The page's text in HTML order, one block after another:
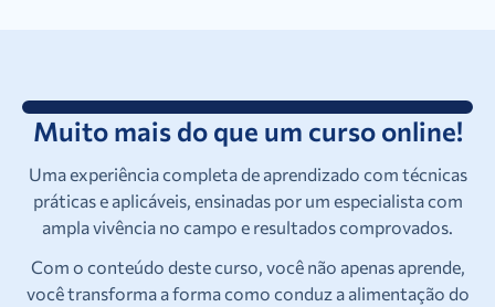
Muito mais do que um curso online!
Uma experiência completa de aprendizado com técnicas
práticas e aplicáveis, ensinadas por um especialista com
ampla vivência no campo e resultados comprovados.
Com o conteúdo deste curso, você não apenas aprende,
você transforma a forma como conduz a alimentação do